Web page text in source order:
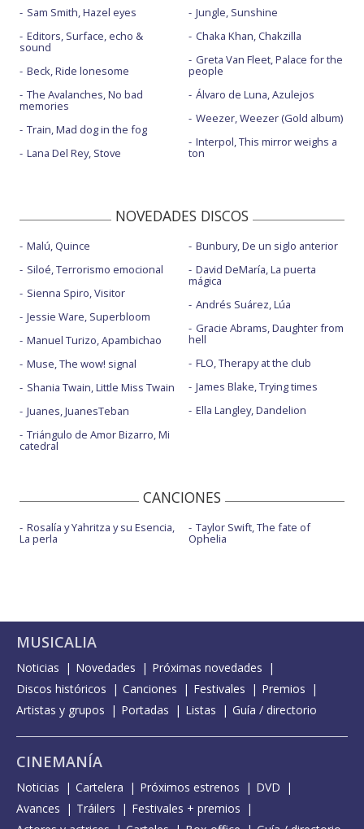
Sam Smith, Hazel eyes
Editors, Surface, echo &
sound
Beck, Ride lonesome
The Avalanches, No bad
memories
Train, Mad dog in the fog
Lana Del Rey, Stove
Jungle, Sunshine
Chaka Khan, Chakzilla
Greta Van Fleet, Palace for the
people
Álvaro de Luna, Azulejos
Weezer, Weezer (Gold album)
Interpol, This mirror weighs a
ton
NOVEDADES DISCOS
Malú, Quince
Siloé, Terrorismo emocional
Sienna Spiro, Visitor
Jessie Ware, Superbloom
Manuel Turizo, Apambichao
Muse, The wow! signal
Shania Twain, Little Miss Twain
Juanes, JuanesTeban
Triángulo de Amor Bizarro, Mi
catedral
Bunbury, De un siglo anterior
David DeMaría, La puerta
mágica
Andrés Suárez, Lúa
Gracie Abrams, Daughter from
hell
FLO, Therapy at the club
James Blake, Trying times
Ella Langley, Dandelion
CANCIONES
Rosalía y Yahritza y su Esencia,
La perla
Taylor Swift, The fate of
Ophelia
MUSICALIA
Noticias Novedades
Próximas novedades
Discos históricos
Canciones Festivales
Premios
Artistas y grupos
Portadas Listas Guía / directorio
CINEMANÍA
Noticias Cartelera Próximos estrenos
DVD
Avances
Tráilers
Festivales + premios